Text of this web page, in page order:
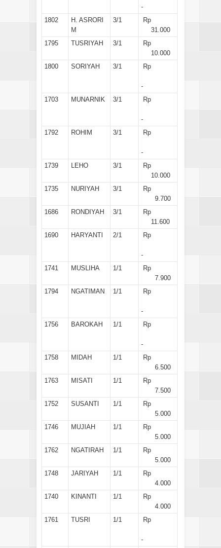
-
1802
H. ASRORI
M
3/1
Rp
31.000
1795
TUSRIYAH 3/1
Rp
10.000
1800
SORIYAH 3/1 Rp
-
1703
MUNARNIK 3/1 Rp
-
1792
ROHIM 3/1 Rp
-
1739
LEHO 3/1
Rp
10.000
1735
NURIYAH 3/1
Rp
9.700
1686
RONDIYAH 3/1
Rp
11.600
1690
HARYANTI 2/1 Rp
-
1741
MUSLIHA 1/1
Rp
7.900
1794
NGATIMAN 1/1 Rp
-
1756
BAROKAH 1/1 Rp
-
1758
MIDAH 1/1
Rp
6.500
1763
MISATI 1/1
Rp
7.500
1752
SUSANTI 1/1
Rp
5.000
1746
MUJIAH 1/1
Rp
5.000
1762
NGATIRAH 1/1
Rp
5.000
1748
JARIYAH 1/1
Rp
4.000
1740
KINANTI 1/1
Rp
4.000
1761
TUSRI 1/1 Rp
-